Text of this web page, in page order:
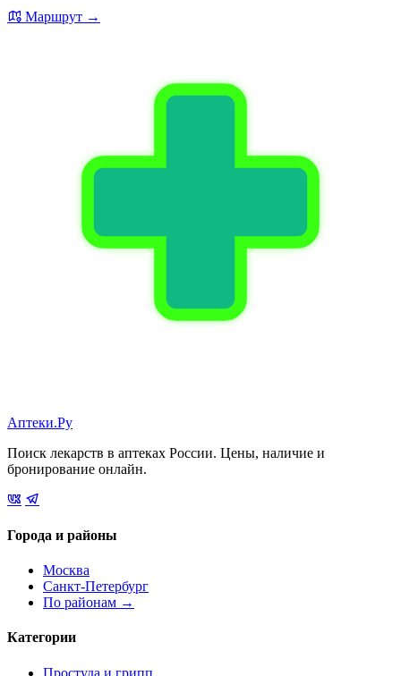
Маршрут →
Аптеки.Ру
Поиск лекарств в аптеках России. Цены, наличие и
бронирование онлайн.
Города и районы
Москва
Санкт-Петербург
По районам →
Категории
Простуда и грипп